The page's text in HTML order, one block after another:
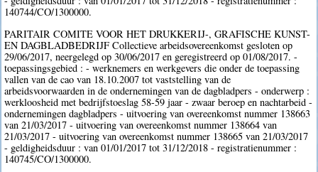
140744/CO/1300000.
PARITAIR COMITE VOOR HET DRUKKERIJ-, GRAFISCHE KUNST-
EN DAGBLADBEDRIJF Collectieve arbeidsovereenkomst gesloten op
29/06/2017, neergelegd op 30/06/2017 en geregistreerd op 01/08/2017. -
toepassingsgebied : - werknemers en werkgevers die onder de toepassing
vallen van de cao van 18.10.2007 tot vaststelling van de
arbeidsvoorwaarden in de ondernemingen van de dagbladpers - onderwerp :
werkloosheid met bedrijfstoeslag 58-59 jaar - zwaar beroep en nachtarbeid -
ondernemingen dagbladpers - uitvoering van overeenkomst nummer 138663
van 21/03/2017 - uitvoering van overeenkomst nummer 138664 van
21/03/2017 - uitvoering van overeenkomst nummer 138665 van 21/03/2017
- geldigheidsduur : van 01/01/2017 tot 31/12/2018 - registratienummer :
140745/CO/1300000.